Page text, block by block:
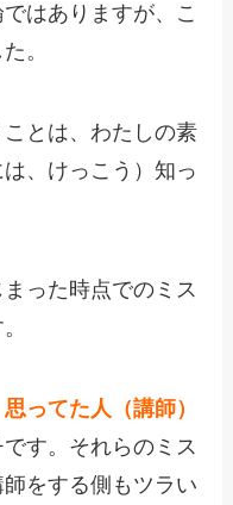
はありますが、こ
。
ことは、わたしの素
、けっこう）知っ
った時点でのミス
ってた人（講師）
す。それらのミス
をする側もツラい